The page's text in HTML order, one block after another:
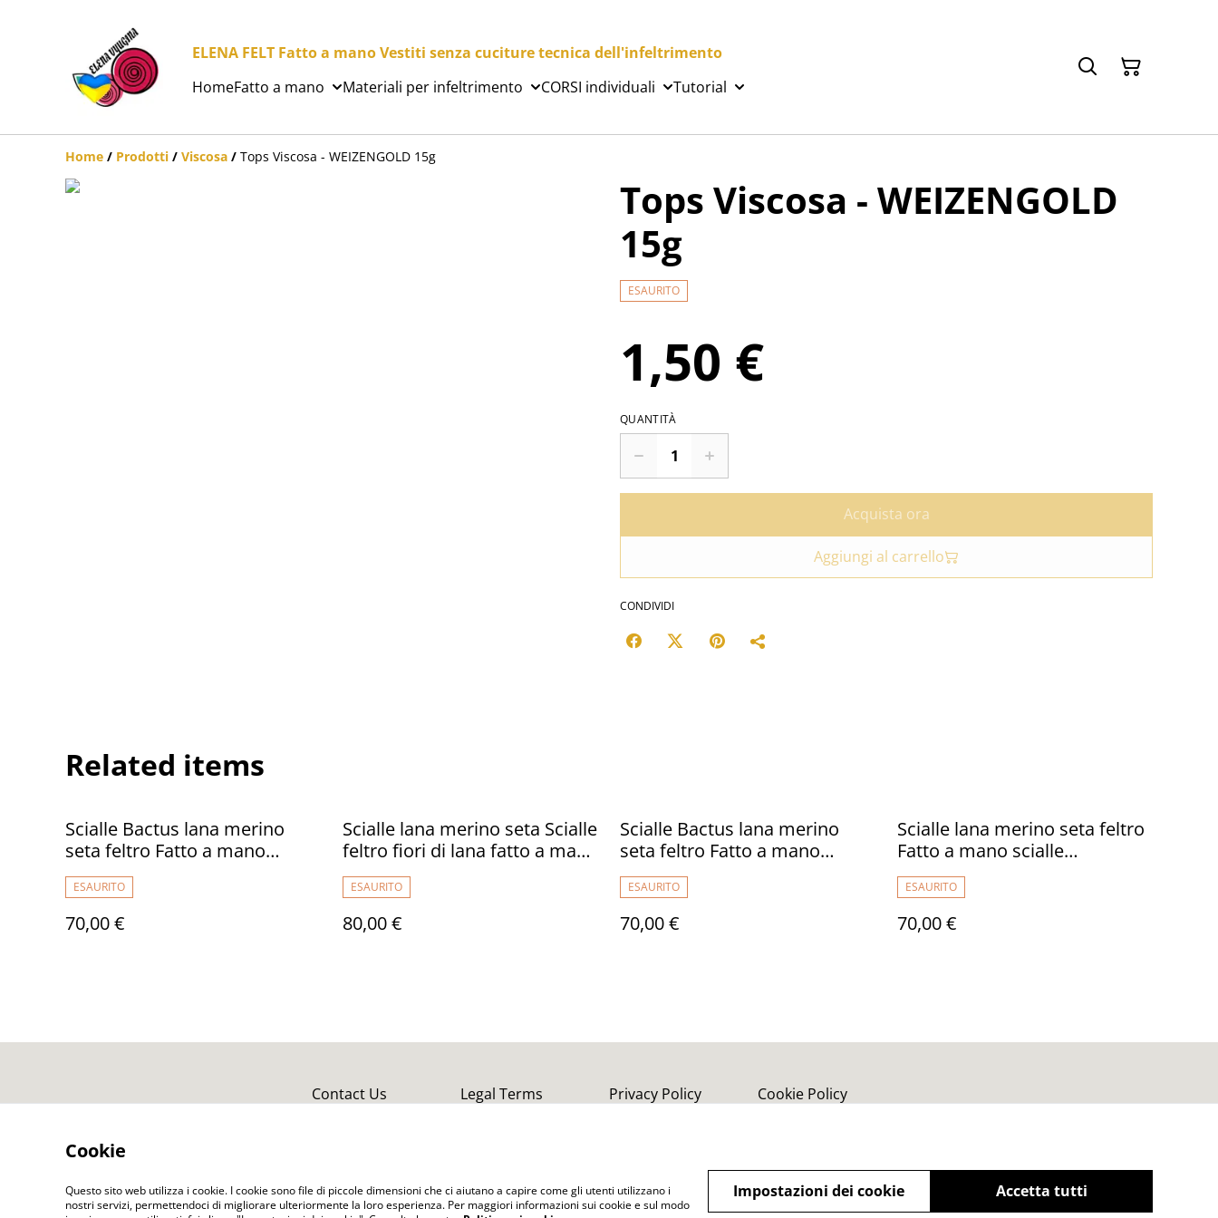
ELENA FELT Fatto a mano Vestiti senza cuciture tecnica dell'infeltrimento
HomeFatto a mano Materiali per infeltrimento CORSI individuali Tutorial
Home / Prodotti / Viscosa / Tops Viscosa - WEIZENGOLD 15g
Tops Viscosa - WEIZENGOLD
15g
ESAURITO
1,50 €
QUANTITÀ
Acquista ora
Aggiungi al carrello
CONDIVIDI
Related items
Scialle Bactus lana merino
seta feltro Fatto a mano
scialle Caldo infeltrimento
fiori tulipani Sciarpa rosso
donna Scialle Regalo unico
ESAURITO
70,00 €
Scialle lana merino seta Scialle
feltro fiori di lana fatto a mano
bactus infeltrimento lilla
donna Regalo unico per le
donne
ESAURITO
80,00 €
Scialle Bactus lana merino
seta feltro Fatto a mano
scialle Caldo infeltrimento
fiori tulipani Sciarpa Viola
donna Scialle Regalo unico
ESAURITO
70,00 €
Scialle lana merino seta feltro
Fatto a mano scialle
infeltrimento fiori Sciarpa blu
donna Scialle Regalo unico
ESAURITO
70,00 €
Contact Us Legal Terms Privacy Policy Cookie Policy
Cookie
Questo sito web utilizza i cookie. I cookie sono file di piccole dimensioni che ci aiutano a capire come gli utenti utilizzano i
nostri servizi, permettendoci di migliorare ulteriormente la loro esperienza. Per maggiori informazioni sui cookie e sul modo
Accetta tutti
Impostazioni dei cookie